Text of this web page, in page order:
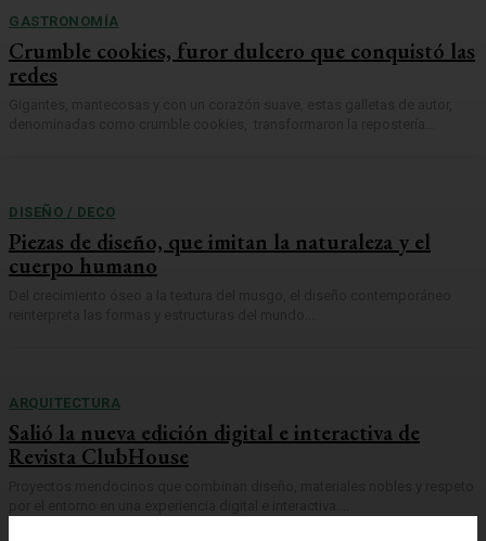
GASTRONOMÍA
Crumble cookies, furor dulcero que conquistó las
redes
DISEÑO / DECO
Piezas de diseño, que imitan la naturaleza y el
cuerpo humano
ARQUITECTURA
Salió la nueva edición digital e interactiva de
Revista ClubHouse